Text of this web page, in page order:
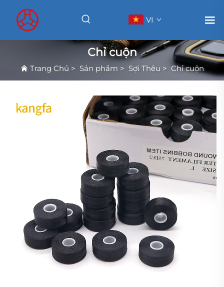
VI
Chỉ cuộn
Trang Chủ > Sản phẩm > Sợi Thêu > Chỉ cuộn